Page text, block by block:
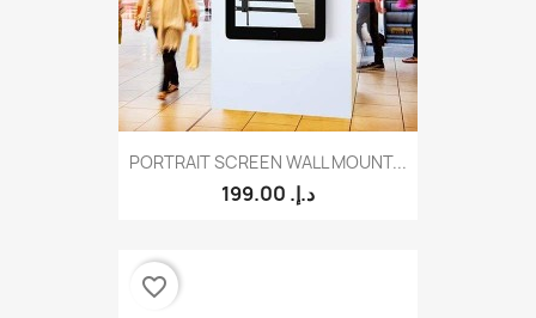
PORTRAIT SCREEN WALL MOUNT...
199.00 د.إ.‏
favorite_border